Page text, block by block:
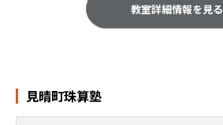
教室詳細情報を見る
見晴町珠算塾